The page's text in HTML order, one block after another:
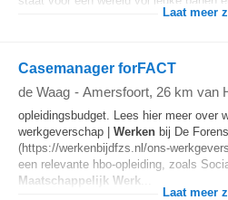
Laat meer
Casemanager forFACT
de Waag - Amersfoort, 26 km van
opleidingsbudget. Lees hier meer over
werkgeverschap | Werken bij De
(https://werkenbijdfzs.nl/ons-
een relevante hbo-opleiding, zoals
Maatschappelijk Werk
Laat meer